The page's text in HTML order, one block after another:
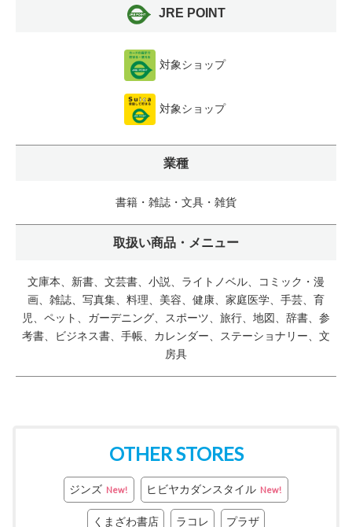
JRE POINT
対象ショップ
対象ショップ
業種
書籍・雑誌・文具・雑貨
取扱い商品・メニュー
文庫本、新書、文芸書、小説、ライトノベル、コミック・漫
画、雑誌、写真集、料理、美容、健康、家庭医学、手芸、育
児、ペット、ガーデニング、スポーツ、旅行、地図、辞書、参
考書、ビジネス書、手帳、カレンダー、ステーショナリー、文
房具
OTHER STORES
ジンズ New! ヒビヤカダンスタイル New!
くまざわ書店 ラコレ プラザ